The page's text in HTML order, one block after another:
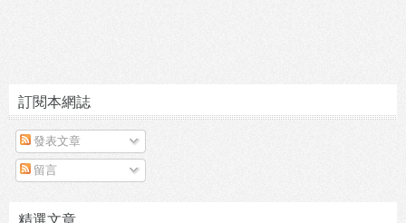
訂閱本網誌
發表文章
留言
精選文章